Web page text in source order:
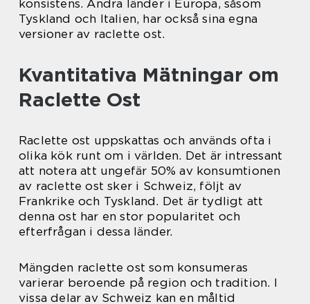
konsistens. Andra länder i Europa, såsom
Tyskland och Italien, har också sina egna
versioner av raclette ost.
Kvantitativa Mätningar om
Raclette Ost
Raclette ost uppskattas och används ofta i
olika kök runt om i världen. Det är intressant
att notera att ungefär 50% av konsumtionen
av raclette ost sker i Schweiz, följt av
Frankrike och Tyskland. Det är tydligt att
denna ost har en stor popularitet och
efterfrågan i dessa länder.
Mängden raclette ost som konsumeras
varierar beroende på region och tradition. I
vissa delar av Schweiz kan en måltid